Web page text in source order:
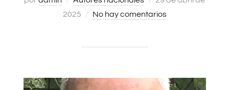
el
2025
No hay comentarios